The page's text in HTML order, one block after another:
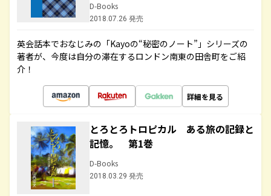
D-Books
2018.07.26 発売
英会話本でおなじみの「Kayoの“秘密のノート”」シリーズの
著者が、今度は自分の滞在するロンドン南東の田舎町をご紹
介！
詳細を見る
とろとろトロピカル ある旅の記録と
記憶。 第1巻
D-Books
2018.03.29 発売